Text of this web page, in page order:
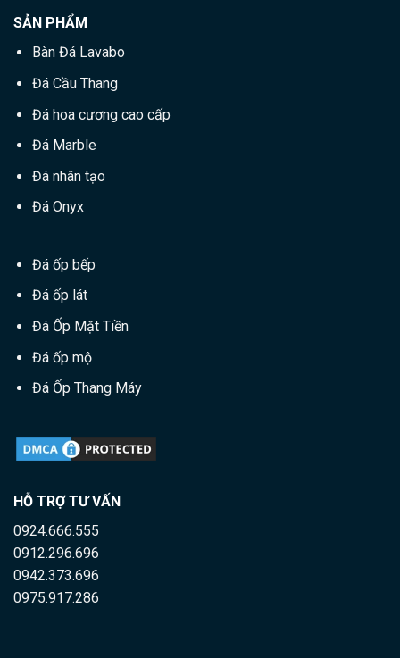
SẢN PHẨM
Bàn Đá Lavabo
Đá Cầu Thang
Đá hoa cương cao cấp
Đá Marble
Đá nhân tạo
Đá Onyx
Đá ốp bếp
Đá ốp lát
Đá Ốp Mặt Tiền
Đá ốp mộ
Đá Ốp Thang Máy
HỖ TRỢ TƯ VẤN
0924.666.555
0912.296.696
0942.373.696
0975.917.286